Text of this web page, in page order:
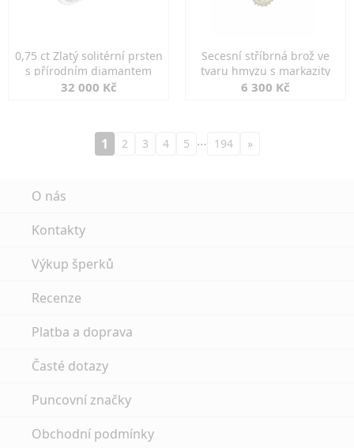
0,75 ct Zlatý solitérní prsten
s přírodním diamantem
32 000 Kč
Secesní stříbrná brož ve
tvaru hmyzu s markazity
6 300 Kč
1 2 3 4 5 … 194 »
O nás
Kontakty
Výkup šperků
Recenze
Platba a doprava
Časté dotazy
Puncovní značky
Obchodní podmínky